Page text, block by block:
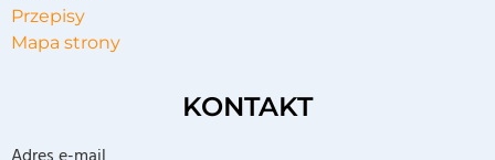
Przepisy
Mapa strony
KONTAKT